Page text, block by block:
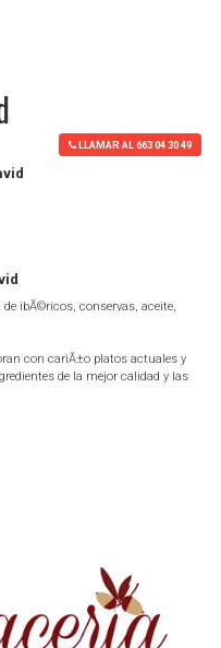
LLAMAR AL 663 04 30 49
ibÃ©ricos, conservas, aceite,
con cariÃ±o platos actuales y
de la mejor calidad y las